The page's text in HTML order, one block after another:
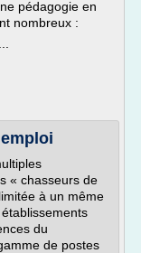
pédagogie en
nombreux :
« chasseurs de
à un même
du
de postes